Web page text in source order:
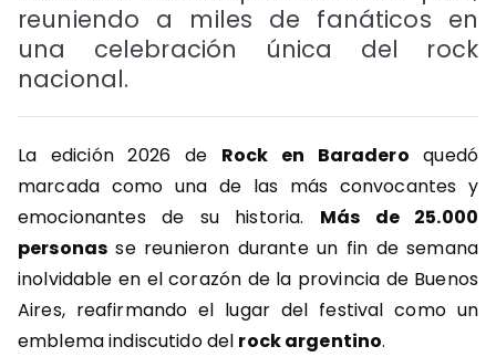
reuniendo a miles de fanáticos en
una celebración única del rock
nacional.
La edición 2026 de Rock en Baradero quedó
marcada como una de las más convocantes y
emocionantes de su historia. Más de 25.000
personas se reunieron durante un fin de semana
inolvidable en el corazón de la provincia de Buenos
Aires, reafirmando el lugar del festival como un
emblema indiscutido del rock argentino.